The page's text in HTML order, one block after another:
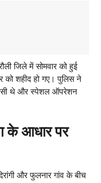
जिले में सोमवार को हुई
को शहीद हो गए। पुलिस ने
थे और स्पेशल ऑपरेशन
के आधार पर
और फुलनार गांव के बीच